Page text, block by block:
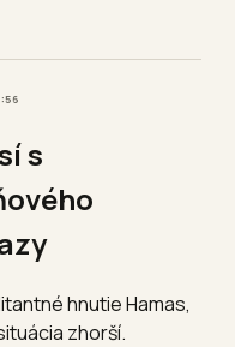
s
hnutie Hamas,
zhorší.